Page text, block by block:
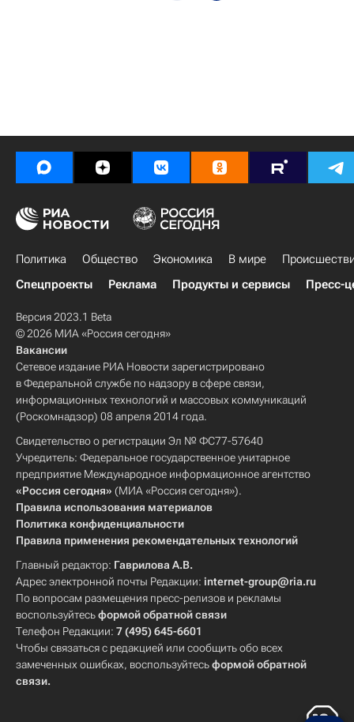
Политика Общество Экономика В мире
Спецпроекты
Реклама Продукты и сервисы Пресс-
Версия 2023.1 Beta
© 2026 МИА «Россия сегодня»
Вакансии
Сетевое издание РИА Новости зарегистрировано
в Федеральной службе по надзору в сфере связи,
информационных технологий и массовых коммуникаций
(Роскомнадзор) 08 апреля 2014 года.
Свидетельство о регистрации Эл № ФС77-57640
Учредитель: Федеральное государственное унитарное
предприятие Международное информационное агентство
«Россия сегодня» (МИА «Россия сегодня»).
Правила использования материалов
Политика конфиденциальности
Правила применения рекомендательных технологий
Главный редактор: Гаврилова А.В.
Адрес электронной почты Редакции: internet-group@ria.ru
По вопросам размещения пресс-релизов и рекламы
воспользуйтесьформой обратной связи
Телефон Редакции: 7 (495) 645-6601
Чтобы связаться с редакцией или сообщить обо всех
замеченных ошибках, воспользуйтесьформой обратной
связи.